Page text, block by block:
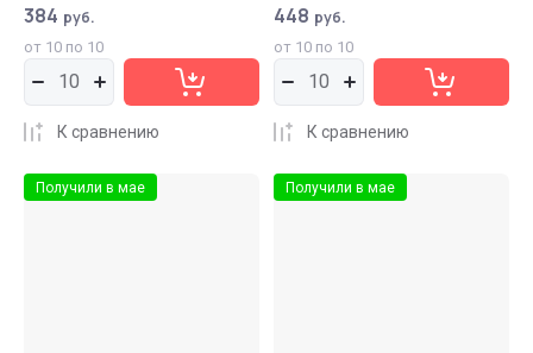
384 руб.
от 10 по 10
К сравнению
448 руб.
от 10 по 10
К сравнению
Получили в мае Получили в мае